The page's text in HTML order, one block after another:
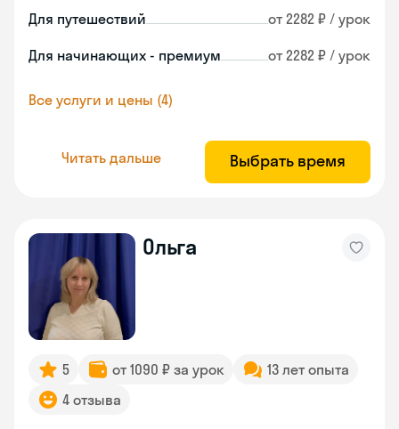
Для путешествий от 2282 ₽ / урок
Для начинающих - премиум от 2282 ₽ / урок
Все услуги и цены (4)
Читать дальше Выбрать время
Ольга
5 от 1090 ₽ за урок
13 лет опыта
4 отзыва